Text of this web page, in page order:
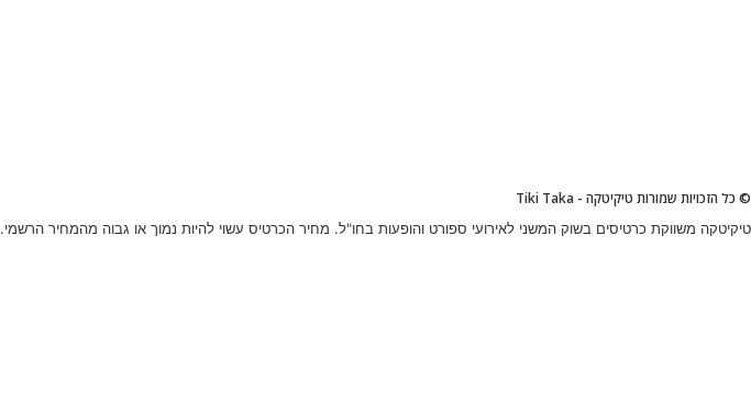
© כל הזכויות שמורות טיקיטקה - Tiki Taka
טיקיטקה משווקת כרטיסים בשוק המשני לאירועי ספורט והופעות בחו"ל. מחיר הכרטיס עשוי להיות נמוך או גבוה מהמחיר הרשמי.